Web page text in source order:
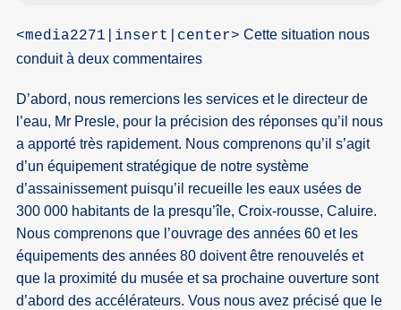
<media2271|insert|center> Cette situation nous
conduit à deux commentaires
D’abord, nous remercions les services et le directeur de
l’eau, Mr Presle, pour la précision des réponses qu’il nous
a apporté très rapidement. Nous comprenons qu’il s’agit
d’un équipement stratégique de notre système
d’assainissement puisqu’il recueille les eaux usées de
300 000 habitants de la presqu’île, Croix-rousse, Caluire.
Nous comprenons que l’ouvrage des années 60 et les
équipements des années 80 doivent être renouvelés et
que la proximité du musée et sa prochaine ouverture sont
d’abord des accélérateurs. Vous nous avez précisé que le